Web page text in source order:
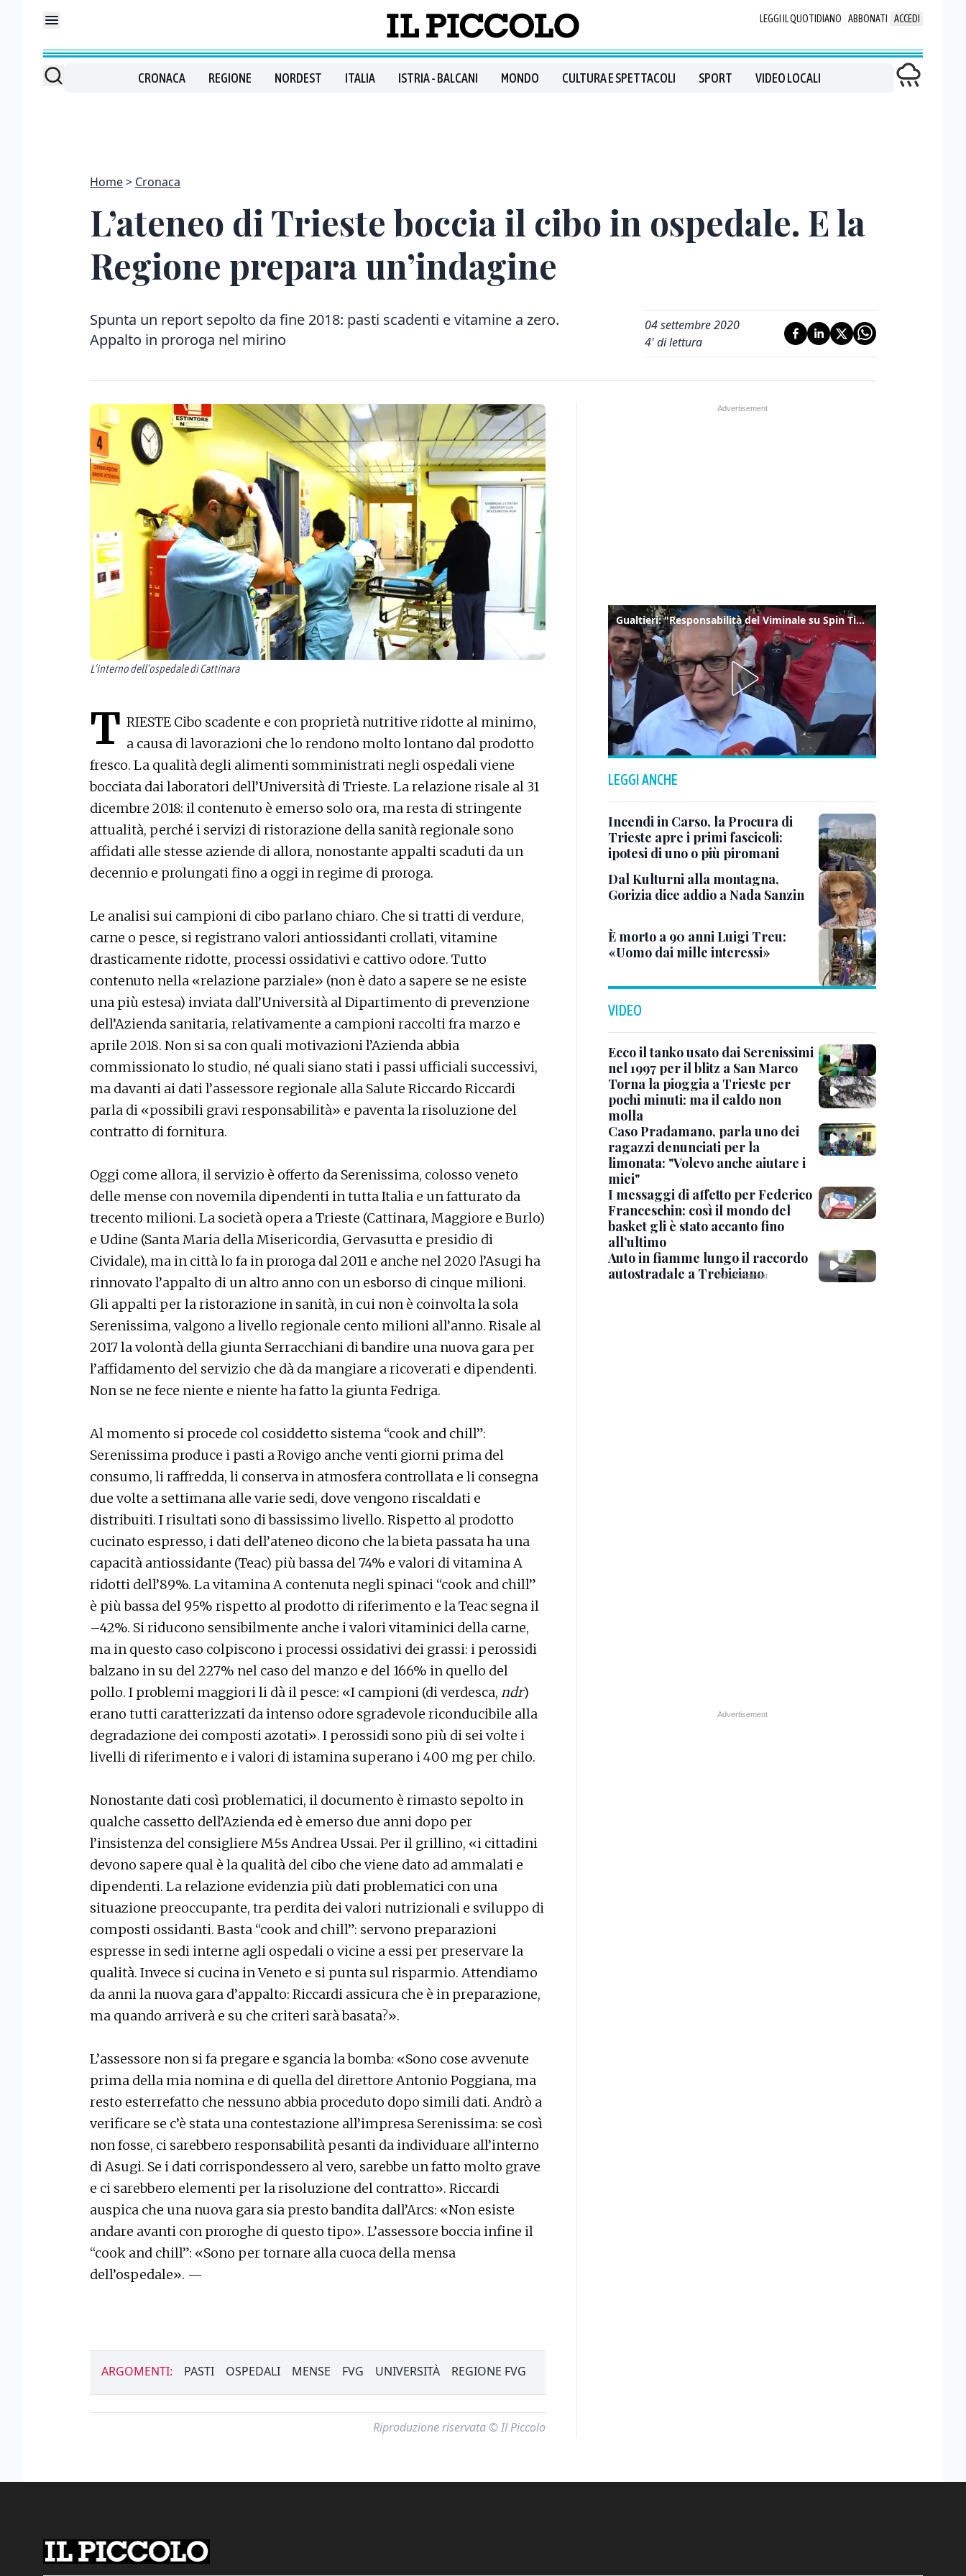
LEGGI IL QUOTIDIANO ABBONATI ACCEDI
CRONACA REGIONE NORDEST ITALIA ISTRIA - BALCANI MONDO CULTURA E SPETTACOLI SPORT VIDEO LOCALI
Home Cronaca
L’ateneo di Trieste boccia il cibo in ospedale. E la
Regione prepara un’indagine
Spunta un report sepolto da fine 2018: pasti scadenti e vitamine a zero.
Appalto in proroga nel mirino
04 settembre 2020
4' di lettura
L’interno dell’ospedale di Cattinara
T RIESTE Cibo scadente e con proprietà nutritive ridotte al minimo,
a causa di lavorazioni che lo rendono molto lontano dal prodotto
fresco. La qualità degli alimenti somministrati negli ospedali viene
bocciata dai laboratori dell’Università di Trieste. La relazione risale al 31
dicembre 2018: il contenuto è emerso solo ora, ma resta di stringente
attualità, perché i servizi di ristorazione della sanità regionale sono
affidati alle stesse aziende di allora, nonostante appalti scaduti da un
decennio e prolungati fino a oggi in regime di proroga.
Le analisi sui campioni di cibo parlano chiaro. Che si tratti di verdure,
carne o pesce, si registrano valori antiossidanti crollati, vitamine
drasticamente ridotte, processi ossidativi e cattivo odore. Tutto
contenuto nella «relazione parziale» (non è dato a sapere se ne esiste
una più estesa) inviata dall’Università al Dipartimento di prevenzione
dell’Azienda sanitaria, relativamente a campioni raccolti fra marzo e
aprile 2018. Non si sa con quali motivazioni l’Azienda abbia
commissionato lo studio, né quali siano stati i passi ufficiali successivi,
ma davanti ai dati l’assessore regionale alla Salute Riccardo Riccardi
parla di «possibili gravi responsabilità» e paventa la risoluzione del
contratto di fornitura.
Oggi come allora, il servizio è offerto da Serenissima, colosso veneto
delle mense con novemila dipendenti in tutta Italia e un fatturato da
trecento milioni. La società opera a Trieste (Cattinara, Maggiore e Burlo)
e Udine (Santa Maria della Misericordia, Gervasutta e presidio di
Cividale), ma in città lo fa in proroga dal 2011 e anche nel 2020 l’Asugi ha
rinnovato l’appalto di un altro anno con un esborso di cinque milioni.
Gli appalti per la ristorazione in sanità, in cui non è coinvolta la sola
Serenissima, valgono a livello regionale cento milioni all’anno. Risale al
2017 la volontà della giunta Serracchiani di bandire una nuova gara per
l’affidamento del servizio che dà da mangiare a ricoverati e dipendenti.
Non se ne fece niente e niente ha fatto la giunta Fedriga.
Al momento si procede col cosiddetto sistema “cook and chill”:
Serenissima produce i pasti a Rovigo anche venti giorni prima del
consumo, li raffredda, li conserva in atmosfera controllata e li consegna
due volte a settimana alle varie sedi, dove vengono riscaldati e
distribuiti. I risultati sono di bassissimo livello. Rispetto al prodotto
cucinato espresso, i dati dell’ateneo dicono che la bieta passata ha una
capacità antiossidante (Teac) più bassa del 74% e valori di vitamina A
ridotti dell’89%. La vitamina A contenuta negli spinaci “cook and chill”
è più bassa del 95% rispetto al prodotto di riferimento e la Teac segna il
–42%. Si riducono sensibilmente anche i valori vitaminici della carne,
ma in questo caso colpiscono i processi ossidativi dei grassi: i perossidi
balzano in su del 227% nel caso del manzo e del 166% in quello del
pollo. I problemi maggiori li dà il pesce: «I campioni (di verdesca, ndr)
erano tutti caratterizzati da intenso odore sgradevole riconducibile alla
degradazione dei composti azotati». I perossidi sono più di sei volte i
livelli di riferimento e i valori di istamina superano i 400 mg per chilo.
Nonostante dati così problematici, il documento è rimasto sepolto in
qualche cassetto dell’Azienda ed è emerso due anni dopo per
l’insistenza del consigliere M5s Andrea Ussai. Per il grillino, «i cittadini
devono sapere qual è la qualità del cibo che viene dato ad ammalati e
dipendenti. La relazione evidenzia più dati problematici con una
situazione preoccupante, tra perdita dei valori nutrizionali e sviluppo di
composti ossidanti. Basta “cook and chill”: servono preparazioni
espresse in sedi interne agli ospedali o vicine a essi per preservare la
qualità. Invece si cucina in Veneto e si punta sul risparmio. Attendiamo
da anni la nuova gara d’appalto: Riccardi assicura che è in preparazione,
ma quando arriverà e su che criteri sarà basata?».
L’assessore non si fa pregare e sgancia la bomba: «Sono cose avvenute
prima della mia nomina e di quella del direttore Antonio Poggiana, ma
resto esterrefatto che nessuno abbia proceduto dopo simili dati. Andrò a
verificare se c’è stata una contestazione all’impresa Serenissima: se così
non fosse, ci sarebbero responsabilità pesanti da individuare all’interno
di Asugi. Se i dati corrispondessero al vero, sarebbe un fatto molto grave
e ci sarebbero elementi per la risoluzione del contratto». Riccardi
auspica che una nuova gara sia presto bandita dall’Arcs: «Non esiste
andare avanti con proroghe di questo tipo». L’assessore boccia infine il
“cook and chill”: «Sono per tornare alla cuoca della mensa
dell’ospedale». —
ARGOMENTI: PASTI OSPEDALI MENSE FVG UNIVERSITÀ REGIONE FVG
Riproduzione riservata © Il Piccolo
Gualtieri: "Responsabilità del Viminale su Spin Time? La posizione dei partiti è nota"
LEGGI ANCHE
Incendi in Carso, la Procura di
Trieste apre i primi fascicoli:
ipotesi di uno o più piromani
Dal Kulturni alla montagna,
Gorizia dice addio a Nada Sanzin
È morto a 90 anni Luigi Treu:
«Uomo dai mille interessi»
VIDEO
Ecco il tanko usato dai Serenissimi
nel 1997 per il blitz a San Marco
Torna la pioggia a Trieste per
pochi minuti: ma il caldo non
molla
Caso Pradamano, parla uno dei
ragazzi denunciati per la
limonata: "Volevo anche aiutare i
miei"
I messaggi di affetto per Federico
Franceschin: così il mondo del
basket gli è stato accanto fino
all’ultimo
Auto in fiamme lungo il raccordo
autostradale a Trebiciano